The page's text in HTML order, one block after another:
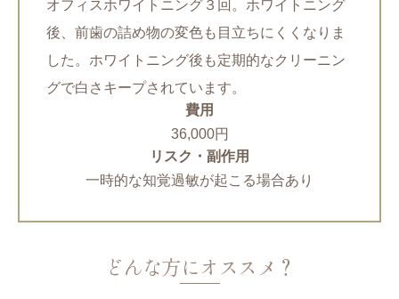
オフィスホワイトニング３回。ホワイトニング
後、前歯の詰め物の変色も目立ちにくくなりま
した。ホワイトニング後も定期的なクリーニン
グで白さキープされています。
費用
36,000円
リスク・副作用
一時的な知覚過敏が起こる場合あり
どんな方にオススメ？